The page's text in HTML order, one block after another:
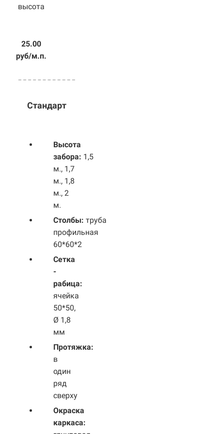
высота
25.00
руб/м.п.
Стандарт
Высота
забора: 1,5
м., 1,7
м., 1,8
м., 2
м.
Столбы: труба
профильная
60*60*2
Сетка
-
рабица:
ячейка
50*50,
Ø 1,8
мм
Протяжка:
в
один
ряд
сверху
Окраска
каркаса: